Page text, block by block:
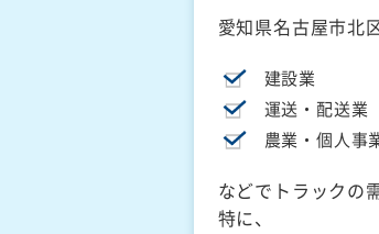
愛知県名古屋市北
建設業
運送・配送業
農業・個人事
などでトラックの
特に、